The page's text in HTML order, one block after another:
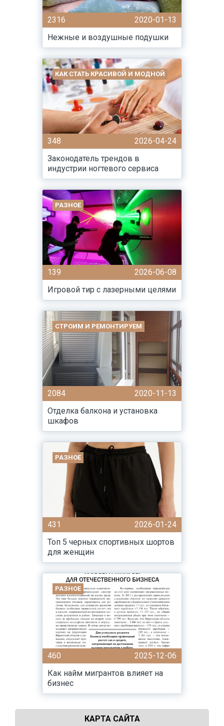
2316
2020-01-13
Нежные и воздушные подушки
КАК СТАТЬ КРАСИВОЙ И МОДНОЙ
348
2026-04-24
Законодатель трендов в
индустрии ногтевого сервиса
РАЗНОЕ
139
2026-06-08
Игровой тир с лазерными целями
СТРОИМ И РЕМОНТИРУЕМ
2084
2020-11-13
Отделка балкона и установка
шкафов
РАЗНОЕ
431
2026-01-24
Топ 5 черных спортивных шортов
для женщин
РАЗНОЕ
460
2025-12-06
Как найм мигрантов влияет на
бизнес
КАРТА САЙТА